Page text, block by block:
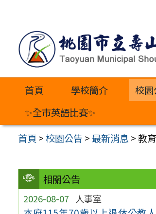
內
首頁 學校簡介 校
✨全市英語比賽✨
首頁 >校園公告 >最新消息 >教
相關公告
2026-08-07 人事室